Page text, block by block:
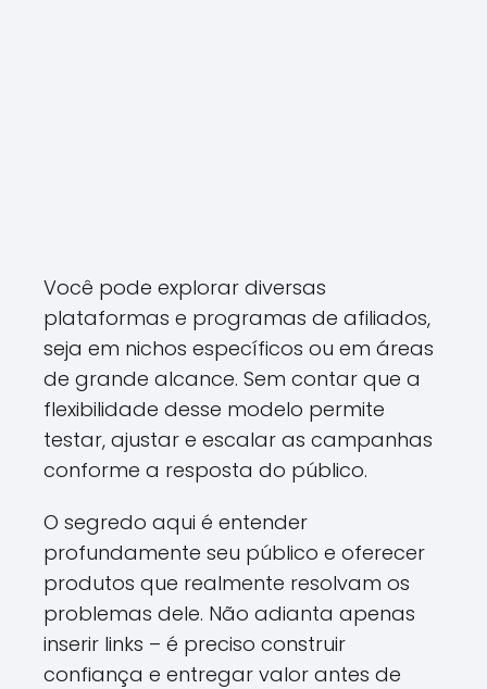
Você pode explorar diversas
plataformas e programas de afiliados,
seja em nichos específicos ou em áreas
de grande alcance. Sem contar que a
flexibilidade desse modelo permite
testar, ajustar e escalar as campanhas
conforme a resposta do público.
O segredo aqui é entender
profundamente seu público e oferecer
produtos que realmente resolvam os
problemas dele. Não adianta apenas
inserir links – é preciso construir
confiança e entregar valor antes de